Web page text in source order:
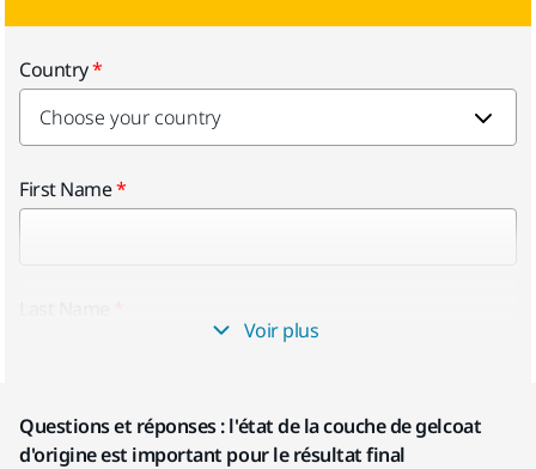
Country
First Name
Work Email
Voir plus
Questions et réponses : l'état de la couche de gelcoat
d'origine est important pour le résultat final